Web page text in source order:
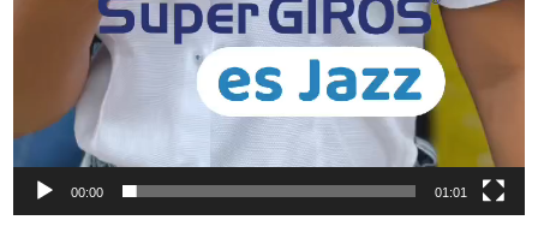
00:00 01:01